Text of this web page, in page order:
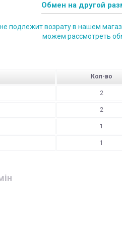
Обмен на другой
подлежит возрату в нашем
можем рассмотреть
Кол-во
2
2
1
1